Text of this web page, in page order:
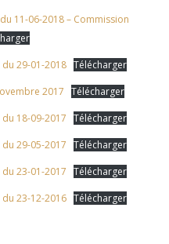
11-06-2018 – Commission
du 29-01-2018 Télécharger
2017 Télécharger
du 18-09-2017 Télécharger
du 29-05-2017 Télécharger
du 23-01-2017 Télécharger
du 23-12-2016 Télécharger